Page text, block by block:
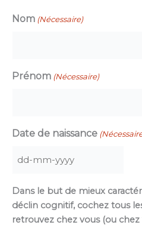
Nom (Nécessaire)
Prénom (Nécessaire)
Date de naissance
DD
MM
dash
Dans le but de mieux
déclin cognitif, cochez tous
retrouvez chez vous (ou